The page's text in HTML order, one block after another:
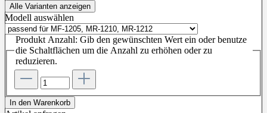
Alle Varianten anzeigen
Modell auswählen
Produkt Anzahl: Gib den gewünschten Wert ein oder benutze
die Schaltflächen um die Anzahl zu erhöhen oder zu
reduzieren.
In den Warenkorb